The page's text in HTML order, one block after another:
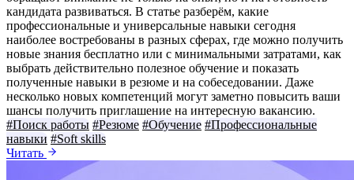
кандидата развиваться. В статье разберём, какие
профессиональные и универсальные навыки сегодня
наиболее востребованы в разных сферах, где можно получить
новые знания бесплатно или с минимальными затратами, как
выбрать действительно полезное обучение и показать
полученные навыки в резюме и на собеседовании. Даже
несколько новых компетенций могут заметно повысить ваши
шансы получить приглашение на интересную вакансию.
#Поиск работы #Резюме #Обучение #Профессиональные
навыки #Soft skills
Читать